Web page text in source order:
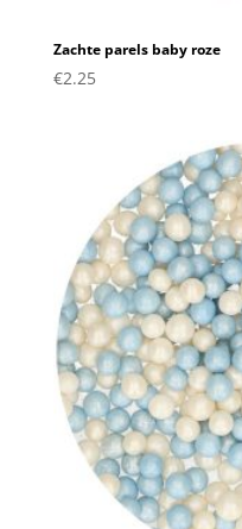
Zachte parels baby roze
€2.25